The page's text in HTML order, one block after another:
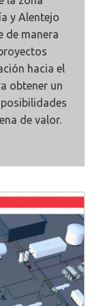
y Alentejo
de manera
hacia el
obtener un
de valor.